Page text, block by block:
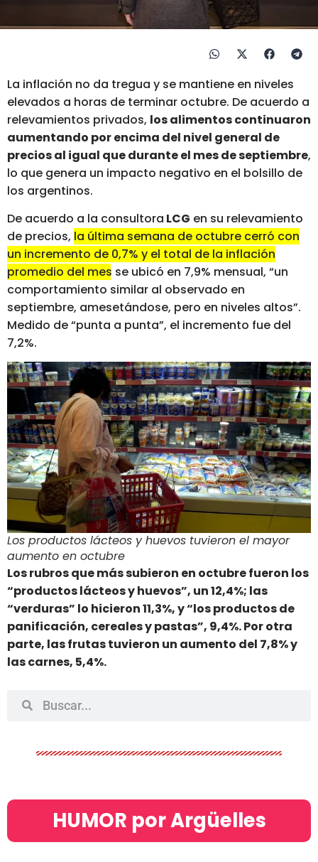
La inflación no da tregua y se mantiene en niveles
elevados a horas de terminar octubre. De acuerdo a
relevamientos privados, los alimentos continuaron
aumentando por encima del nivel general de
precios al igual que durante el mes de septiembre,
lo que genera un impacto negativo en el bolsillo de
los argentinos.
De acuerdo a la consultora LCG en su relevamiento
de precios, la última semana de octubre cerró con
un incremento de 0,7% y el total de la inflación
promedio del mes se ubicó en 7,9% mensual, “un
comportamiento similar al observado en
septiembre, amesetándose, pero en niveles altos”.
Medido de “punta a punta”, el incremento fue del
7,2%.
Los productos lácteos y huevos tuvieron el mayor
aumento en octubre
Los rubros que más subieron en octubre fueron los
“productos lácteos y huevos”, un 12,4%; las
“verduras” lo hicieron 11,3%, y “los productos de
panificación, cereales y pastas”, 9,4%. Por otra
parte, las frutas tuvieron un aumento del 7,8% y
las carnes, 5,4%.
HUMOR por Argüelles​